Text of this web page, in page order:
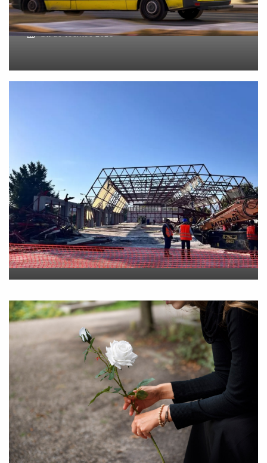
σκαλωσιά
On30 Ιουλίου 2026
Νέο εργατικό δυστύχημα-
Νεκρός 59χρονος πατέρας
τριών παιδιών
On30 Ιουλίου 2026
Εφυγε από τη ζωή η
Αγγελική Σμυρναίου
On29 Ιουλίου 2026